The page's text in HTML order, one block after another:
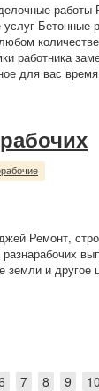
работы
Бетонные
работника
для вас
Ремонт,
земли и другое
7 8 9 10